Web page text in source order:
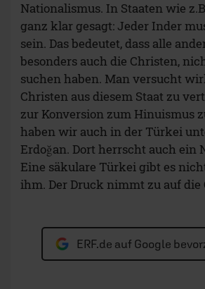
Nationalismus. In Staaten wie
ganz klar gesagt: Jeder Inder
sein. Das bedeutet, dass alle
besonders auch die Christen,
suchen haben. Man versucht
Christen aus diesem Staat zu
zur Konversion zum Hinuismus
haben wir auch in der Türkei
Erdoğan. Dort herrscht auch ein
Eine säkulare Türkei gibt es
ihm. Der Druck nimmt zu auf die
ERF.de auf Google